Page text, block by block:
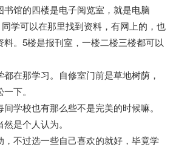
书馆的四楼是电子阅览室，就是电脑
学可以在那里找到资料，有网上的，也
。5楼是报刊室，一楼二楼三楼都可以
在那学习。自修室门前是草地树荫，
下。
学校也有那么些不是完美的时候嘛。
是个人认为。
，不过选一些自己喜欢的就好，毕竟学